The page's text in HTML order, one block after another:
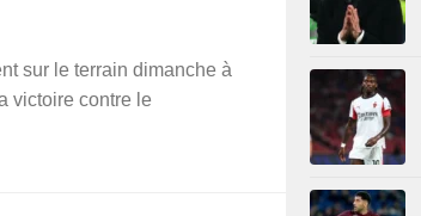
sur le terrain dimanche à
victoire contre le